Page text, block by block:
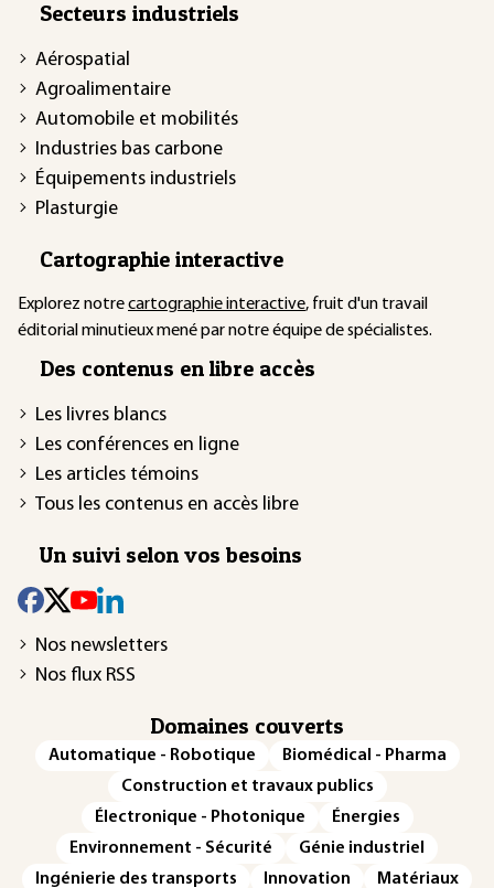
Secteurs industriels
Aérospatial
Agroalimentaire
Automobile et mobilités
Industries bas carbone
Équipements industriels
Plasturgie
Cartographie interactive
Explorez notrecartographie interactive, fruit d'un travail
éditorial minutieux mené par notre équipe de spécialistes.
Des contenus en libre accès
Les livres blancs
Les conférences en ligne
Les articles témoins
Tous les contenus en accès libre
Un suivi selon vos besoins
Nos newsletters
Nos flux RSS
Domaines couverts
Automatique - Robotique
Biomédical - Pharma
Construction et travaux publics
Électronique - Photonique
Énergies
Environnement - Sécurité
Génie industriel
Ingénierie des transports
Innovation
Matériaux